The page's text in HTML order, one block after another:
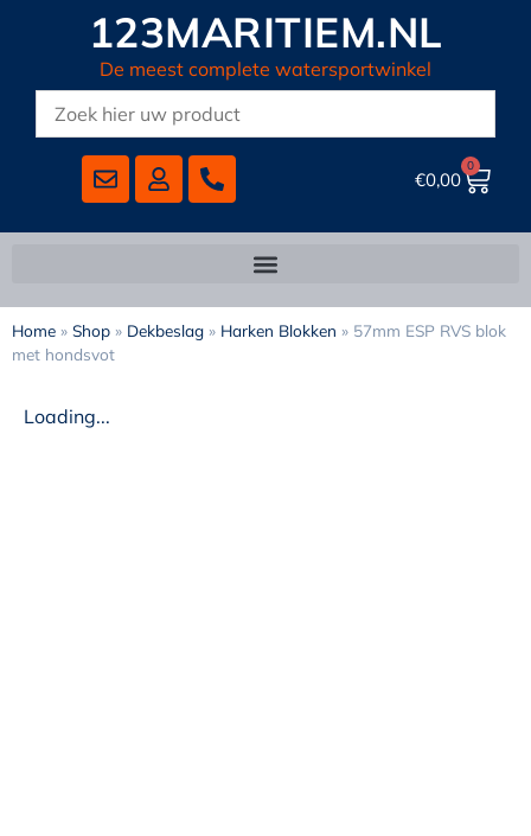
123MARITIEM.NL
De meest complete watersportwinkel
€0,00
0
Home » Shop » Dekbeslag » Harken Blokken » 57mm ESP RVS blok
met hondsvot
Loading...